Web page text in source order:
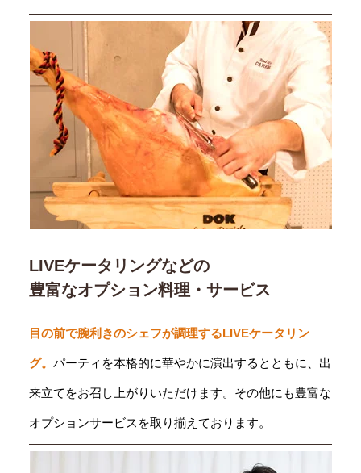
LIVEケータリングなどの
豊富なオプション料理・サービス
目の前で腕利きのシェフが調理するLIVEケータリン
グ。 パーティを本格的に華やかに演出するとともに、出
来立てをお召し上がりいただけます。その他にも豊富な
オプションサービスを取り揃えております。